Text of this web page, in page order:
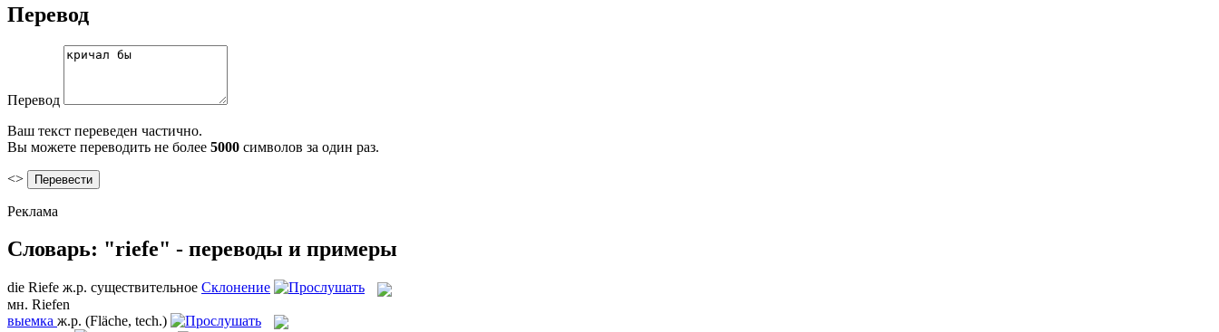
Перевод
Перевод
Ваш текст переведен частично.
Вы можете переводить не более 5000 символов за один раз.
<>
Реклама
Словарь: "riefe" - переводы и примеры
die Riefe ж.р. существительное Склонение
мн. Riefen
выемка ж.р. (Fläche, tech.)